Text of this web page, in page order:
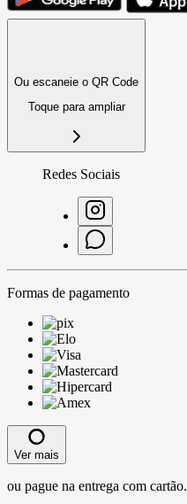
Ou escaneie o QR Code
Toque para ampliar
Redes Sociais
Formas de pagamento
Ver mais
ou pague na entrega com cartão.